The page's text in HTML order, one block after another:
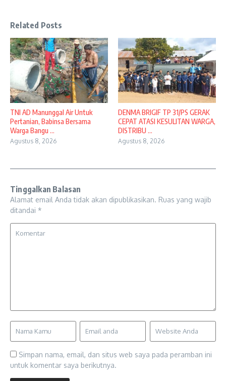
Related Posts
TNI AD Manunggal Air Untuk
Pertanian, Babinsa Bersama
Warga Bangu ...
Agustus 8, 2026
DENMA BRIGIF TP 31/PS GERAK
CEPAT ATASI KESULITAN WARGA,
DISTRIBU ...
Agustus 8, 2026
Tinggalkan Balasan
Alamat email Anda tidak akan dipublikasikan. Ruas yang wajib
ditandai *
Simpan nama, email, dan situs web saya pada peramban ini
untuk komentar saya berikutnya.